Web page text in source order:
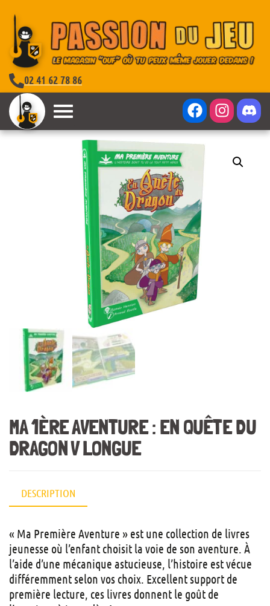
02 41 62 78 86
MA 1ÈRE AVENTURE : EN QUÊTE DU
DRAGON V LONGUE
DESCRIPTION
« Ma Première Aventure » est une collection de livres
jeunesse où l’enfant choisit la voie de son aventure. À
l’aide d’une mécanique astucieuse, l’histoire est vécue
différemment selon vos choix. Excellent support de
première lecture, ces livres donnent le goût de